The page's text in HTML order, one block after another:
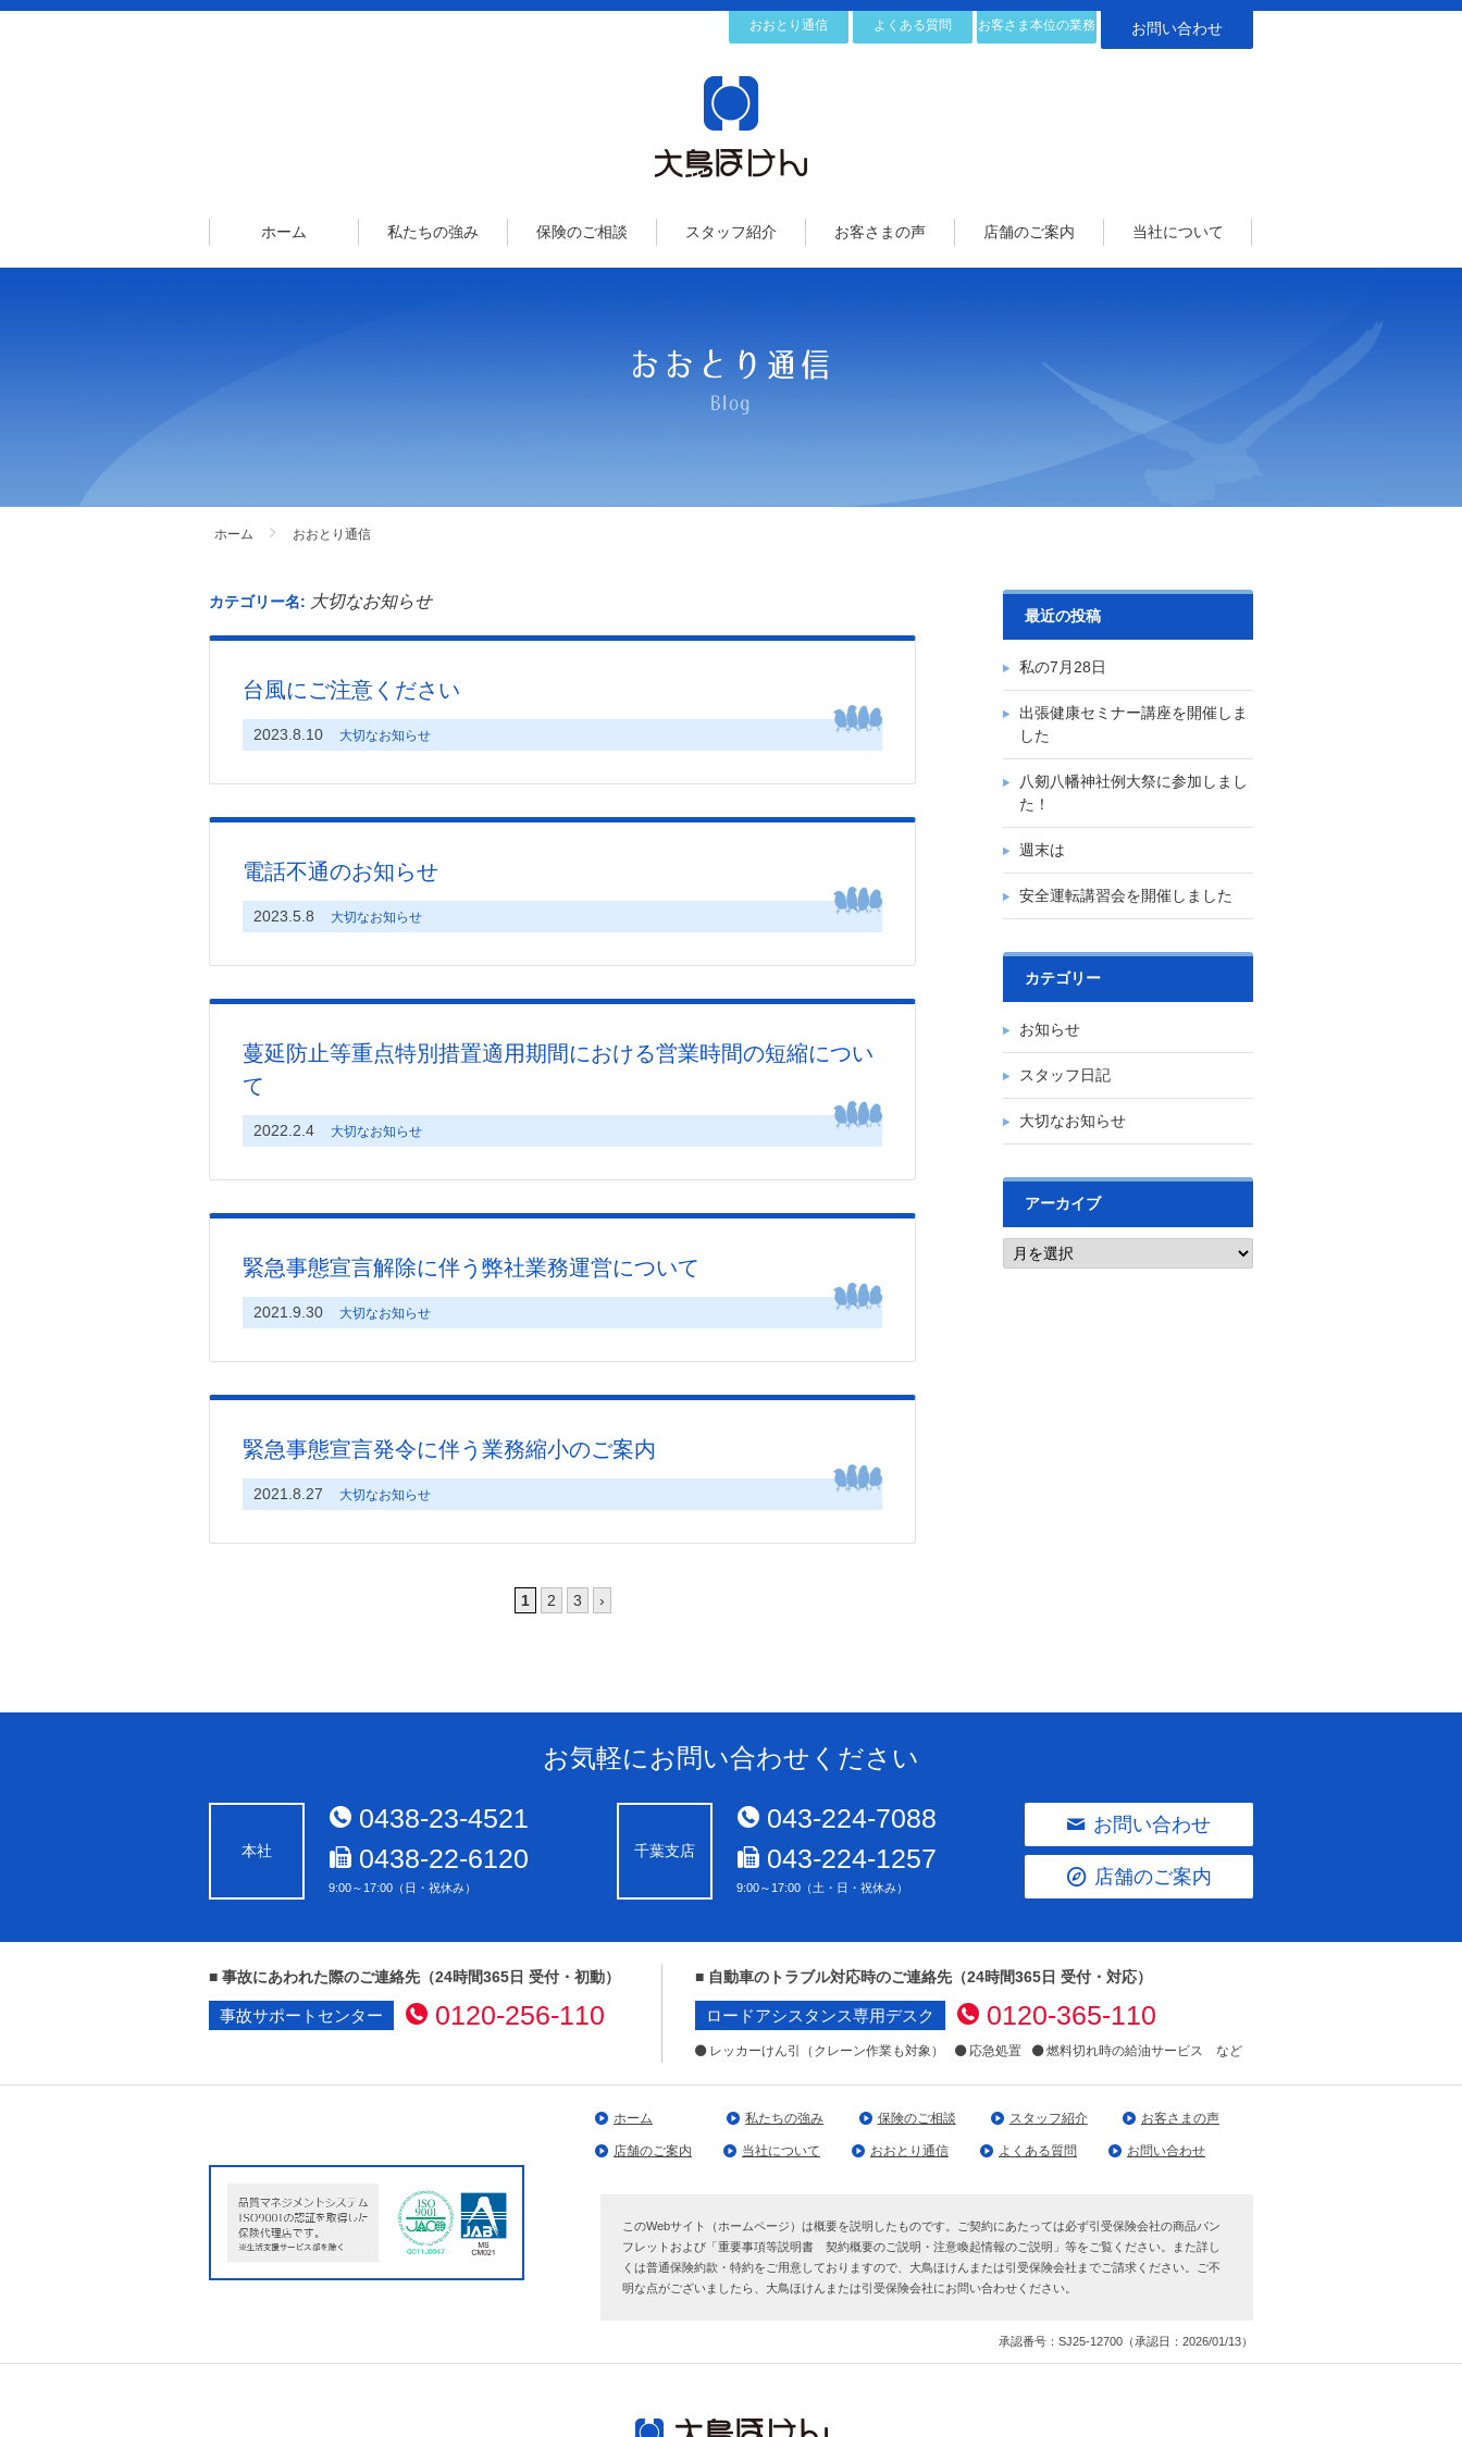
おおとり通信 よくある質問
お客さま本位の業務
お問い合わせ
ホーム 私たちの強み 保険のご相談 スタッフ紹介 お客さまの声 店舗のご案内 当社について
ホーム おおとり通信
カテゴリー名: 大切なお知らせ
台風にご注意ください
2023.8.10 大切なお知らせ
電話不通のお知らせ
2023.5.8 大切なお知らせ
蔓延防止等重点特別措置適用期間における営業時間の短縮につい
て
2022.2.4 大切なお知らせ
緊急事態宣言解除に伴う弊社業務運営について
2021.9.30 大切なお知らせ
緊急事態宣言発令に伴う業務縮小のご案内
2021.8.27 大切なお知らせ
1 2 3 ›
最近の投稿
私の7月28日
出張健康セミナー講座を開催しま
した
八剱八幡神社例大祭に参加しまし
た！
週末は
安全運転講習会を開催しました
カテゴリー
お知らせ
スタッフ日記
大切なお知らせ
アーカイブ
お気軽にお問い合わせください
本社
0438-23-4521
0438-22-6120
9:00～17:00（日・祝休み）
千葉支店
043-224-7088
043-224-1257
9:00～17:00（土・日・祝休み）
お問い合わせ
店舗のご案内
■ 事故にあわれた際のご連絡先 （24時間365日 受付・初動）
事故サポートセンター 0120-256-110
■ 自動車のトラブル対応時のご連絡先 （24時間365日 受付・対応）
ロードアシスタンス専用デスク 0120-365-110
レッカーけん引（クレーン作業も対象） 応急処置 燃料切れ時の給油サービス など
ホーム 私たちの強み 保険のご相談 スタッフ紹介 お客さまの声
店舗のご案内 当社について おおとり通信 よくある質問 お問い合わせ
このWebサイト（ホームページ）は概要を説明したものです。ご契約にあたっては必ず引受保険会社の商品パン
フレットおよび「重要事項等説明書 契約概要のご説明・注意喚起情報のご説明」等をご覧ください。また詳し
くは普通保険約款・特約をご用意しておりますので、大鳥ほけんまたは引受保険会社までご請求ください。ご不
明な点がございましたら、大鳥ほけんまたは引受保険会社にお問い合わせください。
承認番号：SJ25-12700（承認日：2026/01/13）